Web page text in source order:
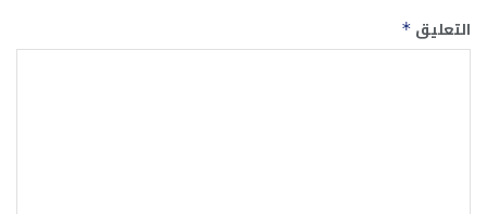
التعليق *